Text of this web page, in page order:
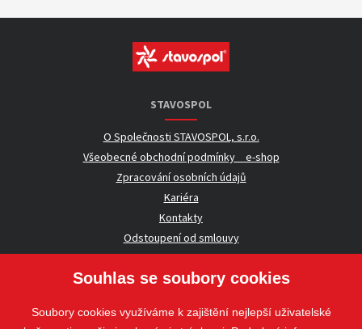
STAVOSPOL
O Společnosti STAVOSPOL, s.r.o.
Všeobecné obchodní podmínky _ e-shop
Zpracování osobních údajů
Kariéra
Kontakty
Odstoupení od smlouvy
UŽITEČNÉ INFORMACE
Nezávazná poptávka
Souhlas se soubory cookies
Soubory cookies využíváme k zajištění nejlepší uživatelské